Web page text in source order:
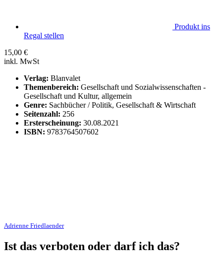
Produkt ins
Regal stellen
15,00 €
inkl. MwSt
Verlag: Blanvalet
Themenbereich: Gesellschaft und Sozialwissenschaften -
Gesellschaft und Kultur, allgemein
Genre: Sachbücher / Politik, Gesellschaft & Wirtschaft
Seitenzahl: 256
Ersterscheinung: 30.08.2021
ISBN: 9783764507602
Adrienne Friedlaender
Ist das verboten oder darf ich das?